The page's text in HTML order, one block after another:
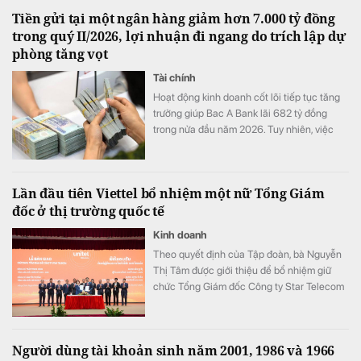
Tiền gửi tại một ngân hàng giảm hơn 7.000 tỷ đồng
trong quý II/2026, lợi nhuận đi ngang do trích lập dự
phòng tăng vọt
Tài chính
Hoạt động kinh doanh cốt lõi tiếp tục tăng
trưởng giúp Bac A Bank lãi 682 tỷ đồng
trong nửa đầu năm 2026. Tuy nhiên, việc
ngân hàng.
Lần đầu tiên Viettel bổ nhiệm một nữ Tổng Giám
đốc ở thị trường quốc tế
Kinh doanh
Theo quyết định của Tập đoàn, bà Nguyễn
Thị Tâm được giới thiệu để bổ nhiệm giữ
chức Tổng Giám đốc Công ty Star Telecom
Người dùng tài khoản sinh năm 2001, 1986 và 1966